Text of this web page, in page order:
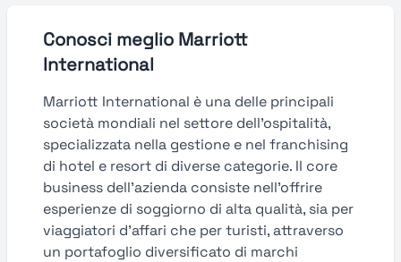
Conosci meglio Marriott
International
Marriott International è una delle principali
società mondiali nel settore dell’ospitalità,
specializzata nella gestione e nel franchising
di hotel e resort di diverse categorie. Il core
business dell’azienda consiste nell’offrire
esperienze di soggiorno di alta qualità, sia per
viaggiatori d’affari che per turisti, attraverso
un portafoglio diversificato di marchi